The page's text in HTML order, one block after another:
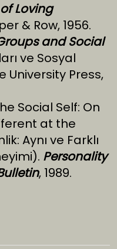
Loving
& Row, 1956.
and Social
ve Sosyal
Press,
Social Self: On
at the
Aynı ve Farklı
Personality
, 1989.